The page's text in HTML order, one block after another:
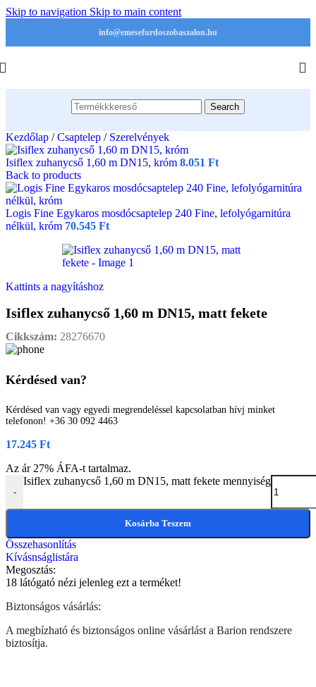
Skip to navigation Skip to main content
info@emesefurdoszobaszalon.hu
Search
Kezdőlap / Csaptelep / Szerelvények
Isiflex zuhanycső 1,60 m DN15, króm 8.051 Ft
Back to products
Logis Fine Egykaros mosdócsaptelep 240 Fine, lefolyógarnitúra
nélkül, króm 70.545 Ft
Kattints a nagyításhoz
Isiflex zuhanycső 1,60 m DN15, matt fekete
Cikkszám: 28276670
Kérdésed van?
Kérdésed van vagy egyedi megrendeléssel kapcsolatban hívj minket
telefonon! +36 30 092 4463
17.245 Ft
Az ár 27% ÁFA-t tartalmaz.
-
Isiflex zuhanycső 1,60 m DN15, matt fekete mennyiség
Kosárba Teszem
Összehasonlítás
Kívásnságlistára
Megosztás:
18 látógató nézi jelenleg ezt a terméket!
Biztonságos vásárlás:
A megbízható és biztonságos online vásárlást a Barion rendszere
biztosítja.